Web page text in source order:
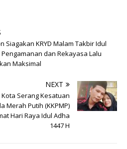
Siagakan KRYD Malam Takbir Idul
Pengamanan dan Rekayasa Lalu
Maksimal
NEXT
Serang Kesatuan
Merah Putih (KKPMP)
Hari Raya Idul Adha
1447 H